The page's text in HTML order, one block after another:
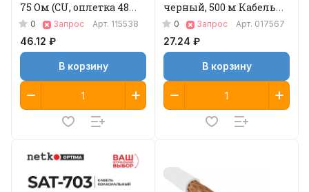
75 Ом (CU, оплетка 48
нитей TnCCA), черный,
наружный
0 Запрос Арт. 115538
46.12 ₽
В корзину
черный, 500 м Кабель
коаксиальный
0 Запрос Арт. 017567
27.24 ₽
В корзину